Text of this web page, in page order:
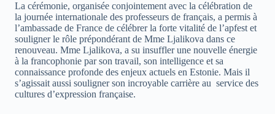
La cérémonie, organisée conjointement avec la célébration de
la journée internationale des professeurs de français, a permis à
l’ambassade de France de célébrer la forte vitalité de l’apfest et
souligner le rôle prépondérant de Mme Ljalikova dans ce
renouveau. Mme Ljalikova, a su insuffler une nouvelle énergie
à la francophonie par son travail, son intelligence et sa
connaissance profonde des enjeux actuels en Estonie. Mais il
s’agissait aussi souligner son incroyable carrière au service des
cultures d’expression française.